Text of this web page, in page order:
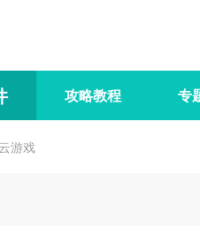
攻略教程 专
游戏